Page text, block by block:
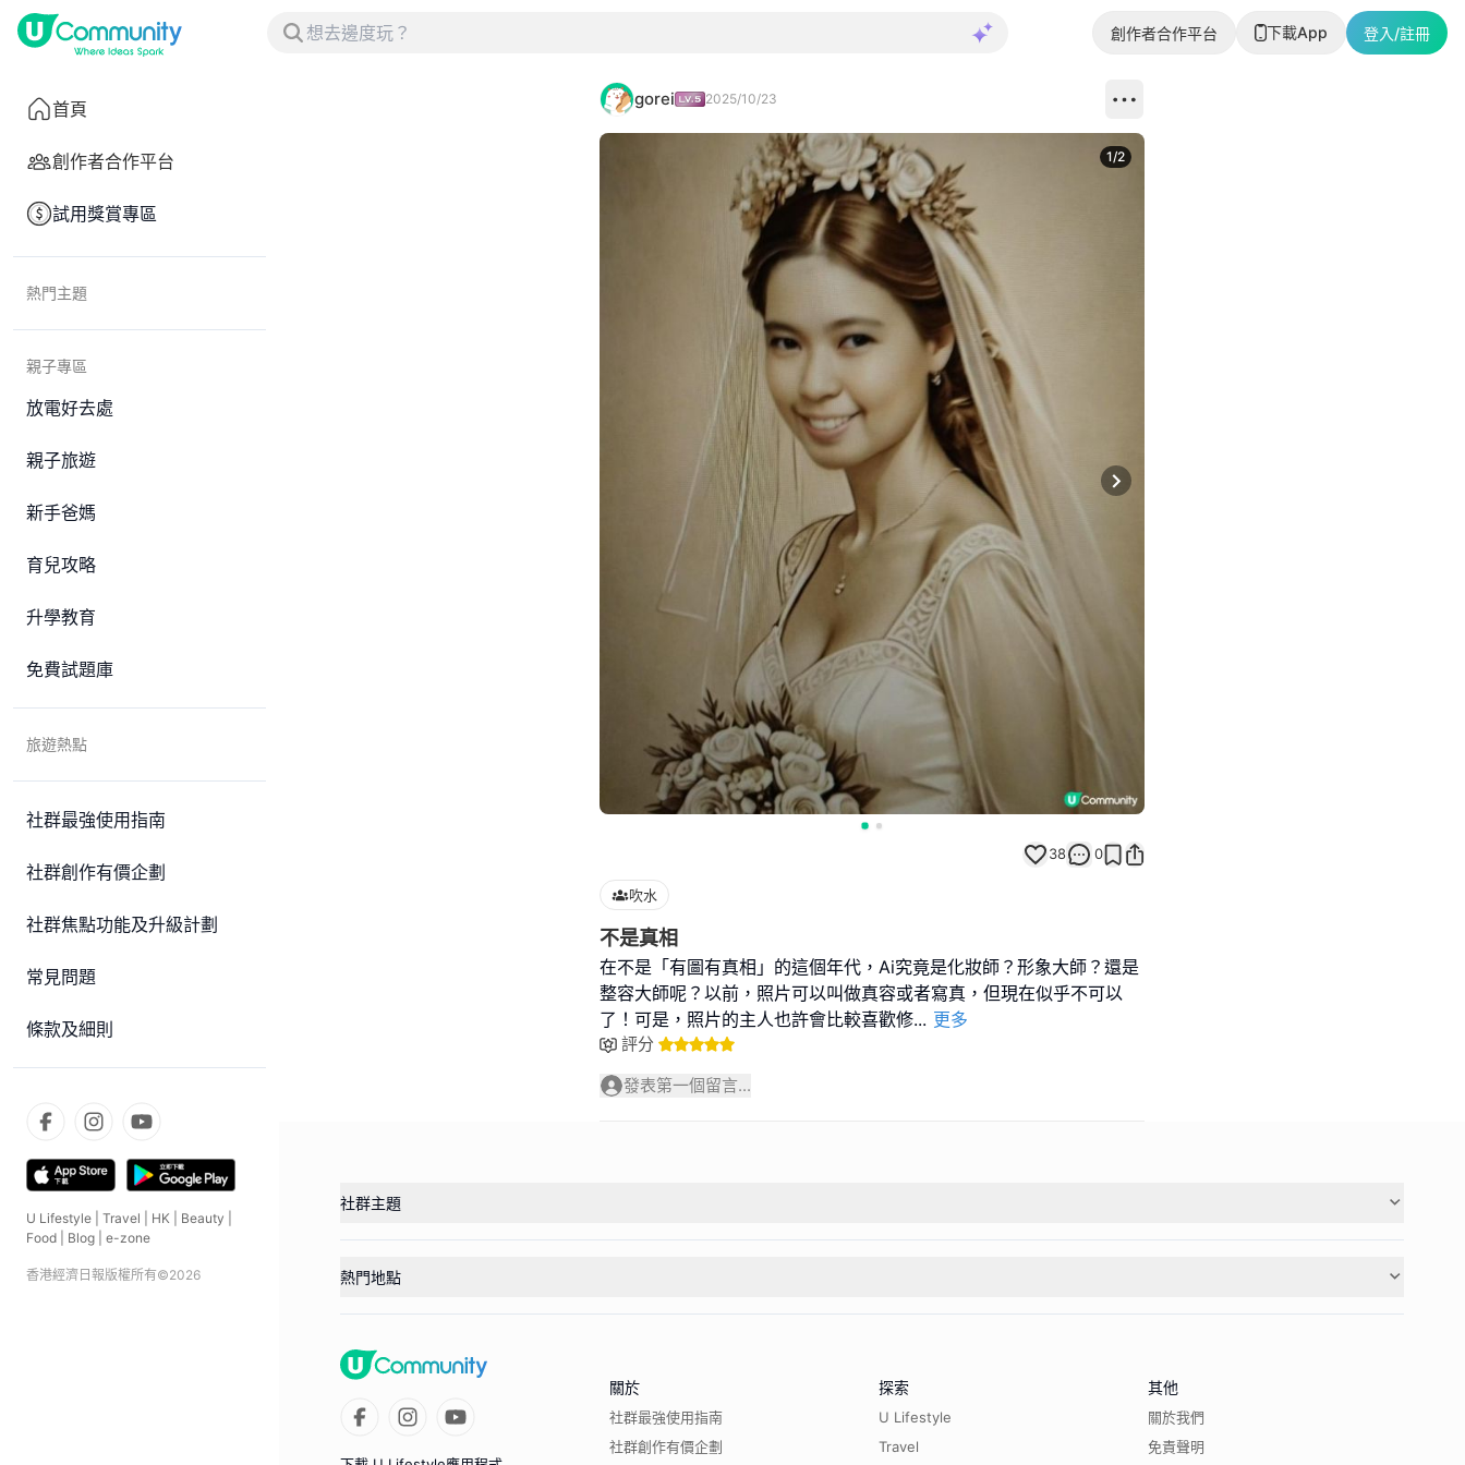
創作者合作平台 下載App 登入/註冊
首頁
創作者合作平台
試用獎賞專區
熱門主題
親子專區
放電好去處
親子旅遊
新手爸媽
育兒攻略
升學教育
免費試題庫
旅遊熱點
社群最強使用指南
社群創作有價企劃
社群焦點功能及升級計劃
常見問題
條款及細則
U Lifestyle Travel HK Beauty
Food
Blog e-zone
香港經濟日報版權所有©2026
gorei 2025/10/23
Next slide
1/2
38 0
吹水
不是真相
在不是「有圖有真相」的這個年代，Ai究竟是化妝師？形象大師？還是
整容大師呢？以前，照片可以叫做真容或者寫真，但現在似乎不可以
了！可是，照片的主人也許會比較喜歡修... 更多
評分
發表第一個留言...
社群主題
熱門地點
關於
社群最強使用指南
社群創作有價企劃
探索
U Lifestyle
Travel
其他
關於我們
免責聲明